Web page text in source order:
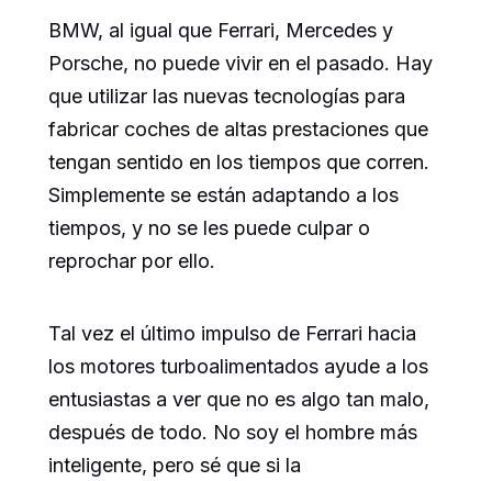
BMW, al igual que Ferrari, Mercedes y
Porsche, no puede vivir en el pasado. Hay
que utilizar las nuevas tecnologías para
fabricar coches de altas prestaciones que
tengan sentido en los tiempos que corren.
Simplemente se están adaptando a los
tiempos, y no se les puede culpar o
reprochar por ello.
Tal vez el último impulso de Ferrari hacia
los motores turboalimentados ayude a los
entusiastas a ver que no es algo tan malo,
después de todo. No soy el hombre más
inteligente, pero sé que si la